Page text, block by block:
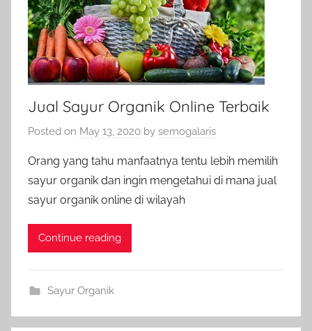
Jual Sayur Organik Online Terbaik
Posted on May 13, 2020 by semogalaris
Orang yang tahu manfaatnya tentu lebih memilih
sayur organik dan ingin mengetahui di mana jual
sayur organik online di wilayah
Continue reading
Sayur Organik